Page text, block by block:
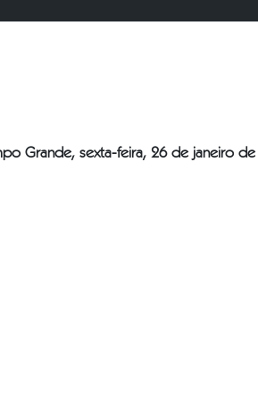
Grande, sexta-feira, 26 de janeiro